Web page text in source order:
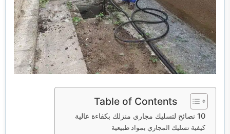
خدمات نقل اثاث
Table of Contents
10 نصائح لتسليك مجاري منزلك بكفاءة عالية
كيفية تسليك المجاري بمواد طبيعية